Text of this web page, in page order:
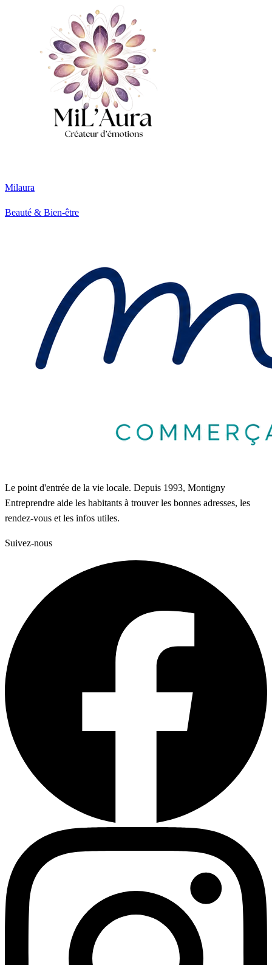
Milaura
Beauté & Bien-être
Le point d'entrée de la vie locale. Depuis 1993, Montigny
Entreprendre aide les habitants à trouver les bonnes adresses, les
rendez-vous et les infos utiles.
Suivez-nous